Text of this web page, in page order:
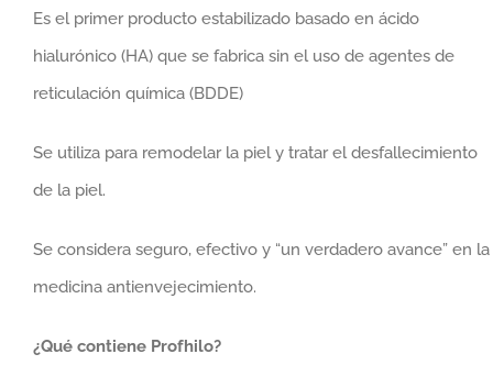
Es el primer producto estabilizado basado en ácido
hialurónico (HA) que se fabrica sin el uso de agentes de
reticulación química (BDDE)
Se utiliza para remodelar la piel y tratar el desfallecimiento
de la piel.
Se considera seguro, efectivo y “un verdadero avance” en la
medicina antienvejecimiento.
¿Qué contiene Profhilo?